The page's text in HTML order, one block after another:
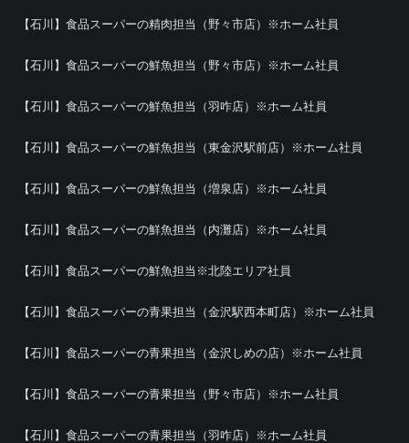
【石川】食品スーパーの精肉担当（野々市店）※ホーム社員
【石川】食品スーパーの鮮魚担当（野々市店）※ホーム社員
【石川】食品スーパーの鮮魚担当（羽咋店）※ホーム社員
【石川】食品スーパーの鮮魚担当（東金沢駅前店）※ホーム社員
【石川】食品スーパーの鮮魚担当（増泉店）※ホーム社員
【石川】食品スーパーの鮮魚担当（内灘店）※ホーム社員
【石川】食品スーパーの鮮魚担当※北陸エリア社員
【石川】食品スーパーの青果担当（金沢駅西本町店）※ホーム社員
【石川】食品スーパーの青果担当（金沢しめの店）※ホーム社員
【石川】食品スーパーの青果担当（野々市店）※ホーム社員
【石川】食品スーパーの青果担当（羽咋店）※ホーム社員